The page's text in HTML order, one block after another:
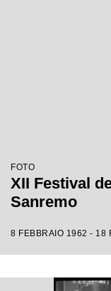
FOTO
XII Festival
Sanremo
8 FEBBRAIO 1962 - 18